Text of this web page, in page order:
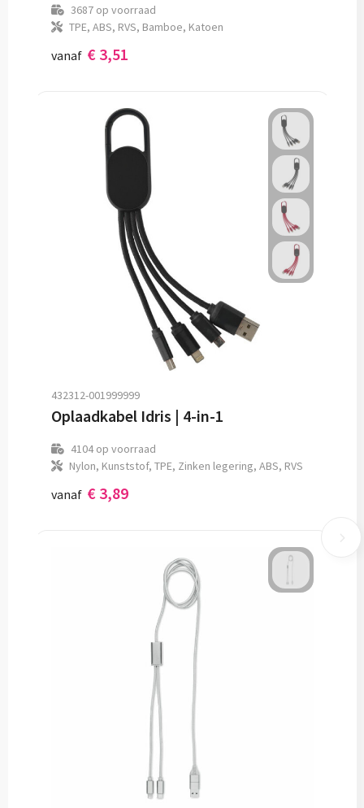
3687op voorraad
TPE, ABS, RVS, Bamboe, Katoen
vanaf € 3,51
432312-001999999
Oplaadkabel Idris | 4-in-1
4104op voorraad
Nylon, Kunststof, TPE, Zinken legering, ABS, RVS
vanaf € 3,89